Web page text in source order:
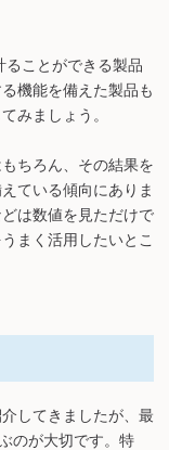
ることができる製品
機能を備えた製品も
みましょう。
ちろん、その結果を
ている傾向にありま
は数値を見ただけで
まく活用したいとこ
してきましたが、最
のが大切です。特